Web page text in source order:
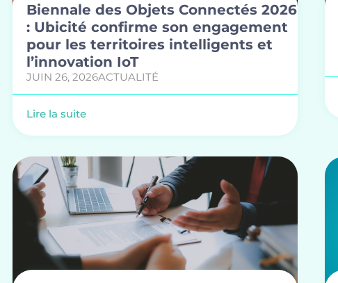
Biennale des Objets Connectés 2026
: Ubicité confirme son engagement
pour les territoires intelligents et
l’innovation IoT
JUIN 26, 2026ACTUALITÉ
Lire la suite